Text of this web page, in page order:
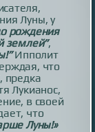
Луны, у
рождения
землей”,
Ипполит
что
предка
Лукианос,
в своей
что
Луны!»